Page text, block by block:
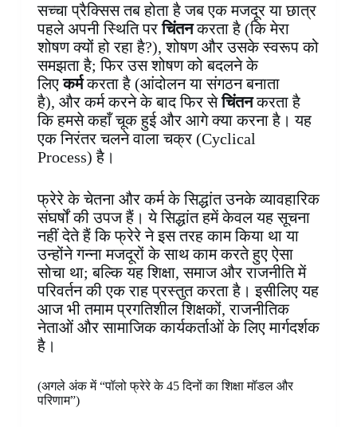
सच्चा प्रैक्सिस तब होता है जब एक मजदूर या छात्र
पहले अपनी स्थिति परचिंतनकरता है (कि मेरा
शोषण क्यों हो रहा है?), शोषण और उसके स्वरूप को
समझता है; फिर उस शोषण को बदलने के
लिएकर्मकरता है (आंदोलन या संगठन बनाता
है), और कर्म करने के बाद फिर सेचिंतनकरता है
कि हमसे कहाँ चूक हुई और आगे क्या करना है। यह
एक निरंतर चलने वाला चक्र (Cyclical
Process) है।
फ्रेरे के चेतना और कर्म के सिद्धांत उनके व्यावहारिक
संघर्षों की उपज हैं। ये सिद्धांत हमें केवल यह सूचना
नहीं देते हैं कि फ्रेरे ने इस तरह काम किया था या
उन्होंने गन्ना मजदूरों के साथ काम करते हुए ऐसा
सोचा था; बल्कि यह शिक्षा, समाज और राजनीति में
परिवर्तन की एक राह प्रस्तुत करता है। इसीलिए यह
आज भी तमाम प्रगतिशील शिक्षकों, राजनीतिक
नेताओं और सामाजिक कार्यकर्ताओं के लिए मार्गदर्शक
है।
(अगले अंक में “पॉलो फ्रेरे के 45 दिनों का शिक्षा मॉडल और
परिणाम”)